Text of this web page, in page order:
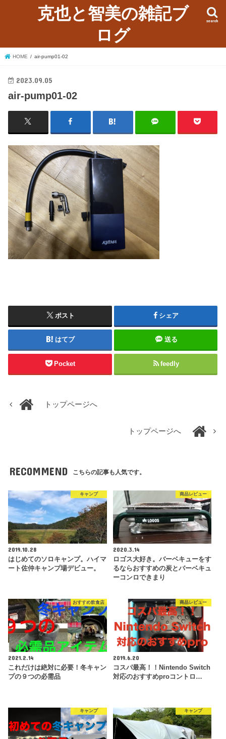
克也と智美の雑記ブ
ログ
search
HOME air-pump01-02
2023.09.05
air-pump01-02
ポスト シェア
はてブ 送る
Pocket feedly
トップページへ
トップページへ
RECOMMEND こちらの記事も人気です。
キャンプ
2019.10.28
はじめてのソロキャンプ。ハイマ
ート佐仲キャンプ場デビュー。
商品レビュー
2020.3.14
ロゴス大好き。バーベキューをす
るならおすすめの炭とバーベキュ
ーコンロできまり
おすすめ飲食店
2021.2.14
これだけは絶対に必要！冬キャン
プの９つの必需品
商品レビュー
2019.6.20
コスパ最高！！Nintendo Switch
対応のおすすめproコントロ…
キャンプ キャンプ